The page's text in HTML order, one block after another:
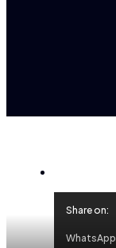
Share on:
WhatsApp